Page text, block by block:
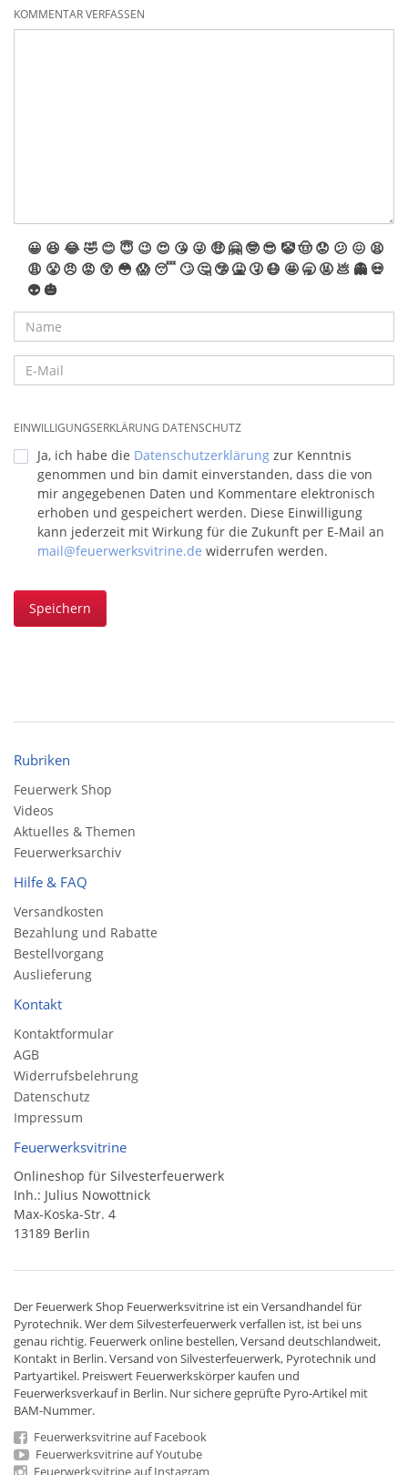
KOMMENTAR VERFASSEN
😀 😆 😂🤣 😊 😇 😉 😍 😘 😜 🤑 🤗 🤓 😎 🤡🤠 😟 😕 😖 😫
😩 😤 😠 😡 😲 😳 😱 😴 🙄 🤔 🤥 🤮 🤧 😷 🤩 🥱 🤬 💩 👻 💀
👽 🎃
EINWILLIGUNGSERKLÄRUNG DATENSCHUTZ
Ja, ich habe die Datenschutzerklärung zur Kenntnis
genommen und bin damit einverstanden, dass die von
mir angegebenen Daten und Kommentare elektronisch
erhoben und gespeichert werden. Diese Einwilligung
kann jederzeit mit Wirkung für die Zukunft per E-Mail an
mail@feuerwerksvitrine.de widerrufen werden.
Speichern
Rubriken
Feuerwerk Shop
Videos
Aktuelles & Themen
Feuerwerksarchiv
Hilfe & FAQ
Versandkosten
Bezahlung und Rabatte
Bestellvorgang
Auslieferung
Kontakt
Kontaktformular
AGB
Widerrufsbelehrung
Datenschutz
Impressum
Feuerwerksvitrine
Onlineshop für Silvesterfeuerwerk
Inh.: Julius Nowottnick
Max-Koska-Str. 4
13189 Berlin
Der Feuerwerk Shop Feuerwerksvitrine ist ein Versandhandelfür
Pyrotechnik. Wer dem Silvesterfeuerwerk verfallen ist, ist bei uns
genau richtig. Feuerwerk online bestellen,Versand deutschlandweit,
Kontakt in Berlin. Versand von Silvesterfeuerwerk, Pyrotechnik und
Partyartikel. Preiswert Feuerwerkskörper kaufen und
Feuerwerksverkauf in Berlin. Nur sichere geprüfte Pyro-Artikel mit
BAM-Nummer.
Feuerwerksvitrine auf Facebook
Feuerwerksvitrine auf Youtube
Feuerwerksvitrine auf Instagram